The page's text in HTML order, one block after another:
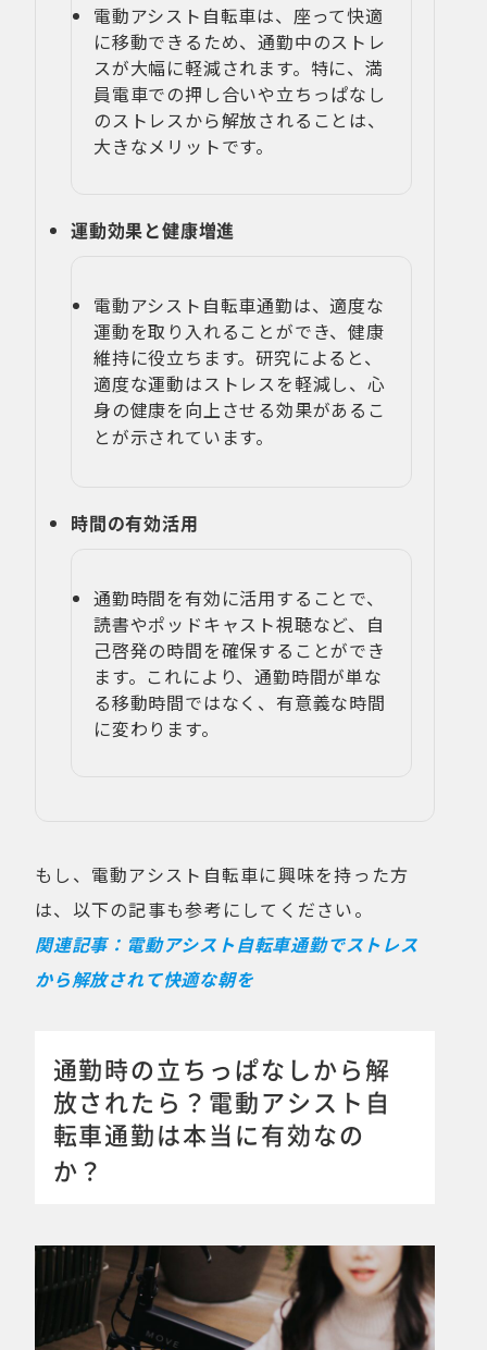
電動アシスト自転車は、座って快適
に移動できるため、通勤中のストレ
スが大幅に軽減されます。特に、満
員電車での押し合いや立ちっぱなし
のストレスから解放されることは、
大きなメリットです。
運動効果と健康増進
電動アシスト自転車通勤は、適度な
運動を取り入れることができ、健康
維持に役立ちます。研究によると、
適度な運動はストレスを軽減し、心
身の健康を向上させる効果があるこ
とが示されています。
時間の有効活用
通勤時間を有効に活用することで、
読書やポッドキャスト視聴など、自
己啓発の時間を確保することができ
ます。これにより、通勤時間が単な
る移動時間ではなく、有意義な時間
に変わります。
もし、電動アシスト自転車に興味を持った方
は、以下の記事も参考にしてください。
関連記事：電動アシスト自転車通勤でストレス
から解放されて快適な朝を
通勤時の立ちっぱなしから解
放されたら？電動アシスト自
転車通勤は本当に有効なの
か？